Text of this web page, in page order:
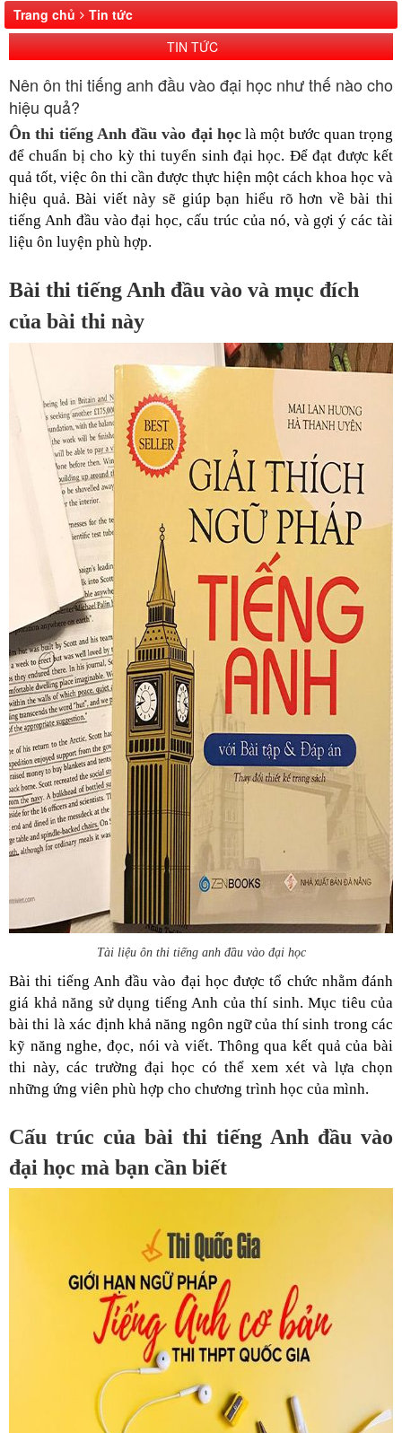
Trang chủ
Tin tức
TIN TỨC
Nên ôn thi tiếng anh đầu vào đại học như thế nào cho
hiệu quả?
Ôn thi tiếng Anh đầu vào đại học là một bước quan trọng
để chuẩn bị cho kỳ thi tuyển sinh đại học. Để đạt được kết
quả tốt, việc ôn thi cần được thực hiện một cách khoa học và
hiệu quả. Bài viết này sẽ giúp bạn hiểu rõ hơn về bài thi
tiếng Anh đầu vào đại học, cấu trúc của nó, và gợi ý các tài
liệu ôn luyện phù hợp.
Bài thi tiếng Anh đầu vào và mục đích
của bài thi này
Tài liệu ôn thi tiếng anh đầu vào đại học
Bài thi tiếng Anh đầu vào đại học được tổ chức nhằm đánh
giá khả năng sử dụng tiếng Anh của thí sinh. Mục tiêu của
bài thi là xác định khả năng ngôn ngữ của thí sinh trong các
kỹ năng nghe, đọc, nói và viết. Thông qua kết quả của bài
thi này, các trường đại học có thể xem xét và lựa chọn
những ứng viên phù hợp cho chương trình học của mình.
Cấu trúc của bài thi tiếng Anh đầu vào
đại học mà bạn cần biết